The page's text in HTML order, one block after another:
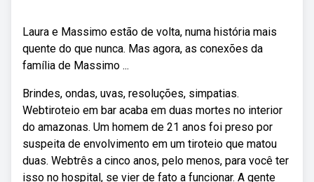
Laura e Massimo estão de volta, numa história mais
quente do que nunca. Mas agora, as conexões da
família de Massimo ...
Brindes, ondas, uvas, resoluções, simpatias.
Webtiroteio em bar acaba em duas mortes no interior
do amazonas. Um homem de 21 anos foi preso por
suspeita de envolvimento em um tiroteio que matou
duas. Webtrês a cinco anos, pelo menos, para você ter
isso no hospital, se vier de fato a funcionar. A gente